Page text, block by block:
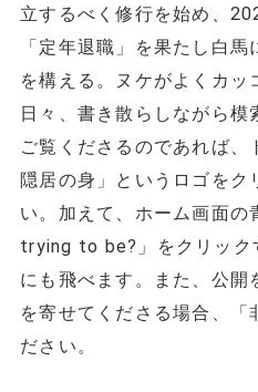
立するべく修行を始め、
「定年退職」を果たし白馬
を構える。ヌケがよくカッ
日々、書き散らしながら模
ご覧くださるのであれば、
隠居の身」というロゴをク
い。加えて、ホーム画面
trying to be?」をクリック
にも飛べます。また、公開
を寄せてくださる場合、「
ださい。